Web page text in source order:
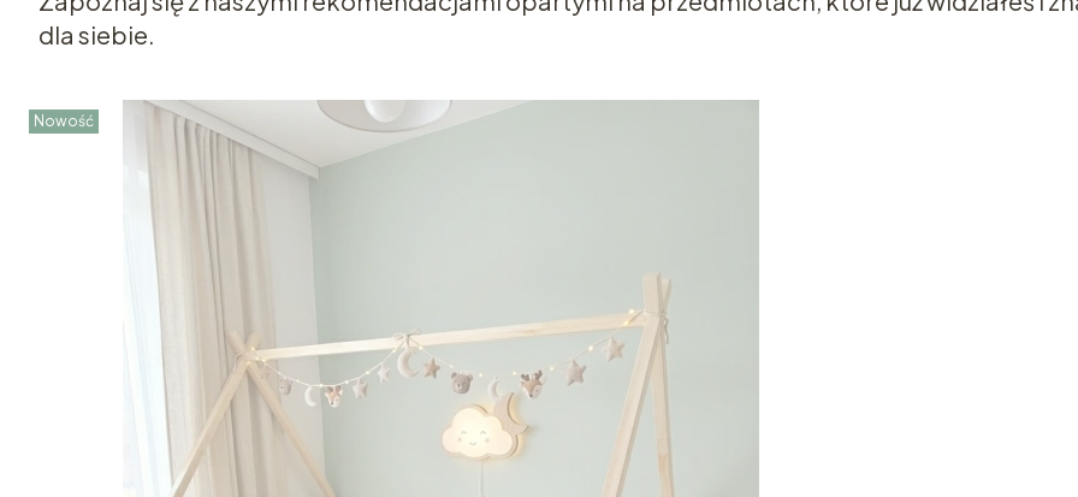
dla siebie.
Nowość